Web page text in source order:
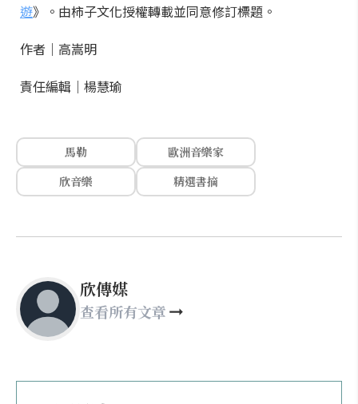
遊》。由柿子文化授權轉載並同意修訂標題。
作者｜高嵩明
責任編輯｜楊慧瑜
馬勒
歐洲音樂家
欣音樂
精選書摘
欣傳媒
查看所有文章